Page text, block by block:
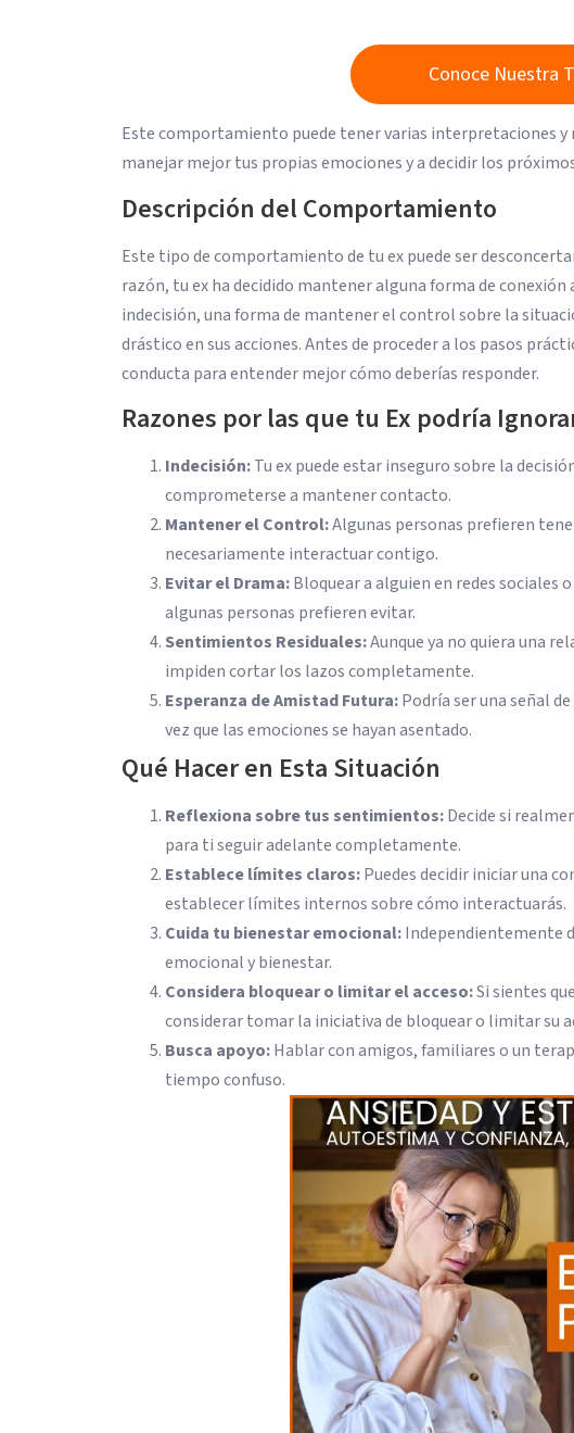
Conoce Nuestra
Este comportamiento puede tener varias interpretaciones
manejar mejor tus propias emociones y a decidir los
Descripción del Comportamiento
Este tipo de comportamiento de tu ex puede ser
razón, tu ex ha decidido mantener alguna forma de conexión
indecisión, una forma de mantener el control sobre la
drástico en sus acciones. Antes de proceder a los pasos
conducta para entender mejor cómo deberías responder.
Razones por las que tu Ex podría
Indecisión:Tu ex puede estar inseguro sobre la
comprometerse a mantener contacto.
Mantener el Control:Algunas personas prefieren
necesariamente interactuar contigo.
Evitar el Drama:Bloquear a alguien en redes sociales
algunas personas prefieren evitar.
Sentimientos Residuales:Aunque ya no quiera una
impiden cortar los lazos completamente.
Esperanza de Amistad Futura:Podría ser una señal
vez que las emociones se hayan asentado.
Qué Hacer en Esta Situación
Reflexiona sobre tus sentimientos:Decide si
para ti seguir adelante completamente.
Establece límites claros:Puedes decidir iniciar una
establecer límites internos sobre cómo interactuarás.
Cuida tu bienestar emocional:Independientemente
emocional y bienestar.
Considera bloquear o limitar el acceso:Si sientes
considerar tomar la iniciativa de bloquear o limitar su
Busca apoyo:Hablar con amigos, familiares o un
tiempo confuso.